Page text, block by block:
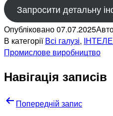
Запросити детальну
Опубліковано07.07.2025
В категоріїВсі галузі,
Промислове виробництво
Навігація записів
Попередній запис